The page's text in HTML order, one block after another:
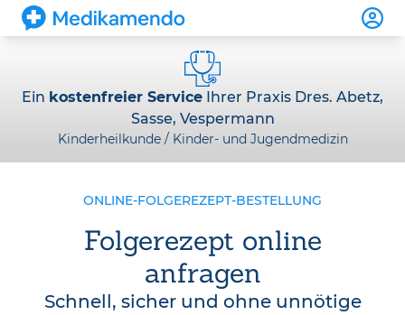
Ein kostenfreier Service Ihrer Praxis Dres. Abetz,
Sasse, Vespermann
Kinderheilkunde / Kinder- und Jugendmedizin
ONLINE-FOLGEREZEPT-BESTELLUNG
Folgerezept online
anfragen
Schnell, sicher und ohne unnötige